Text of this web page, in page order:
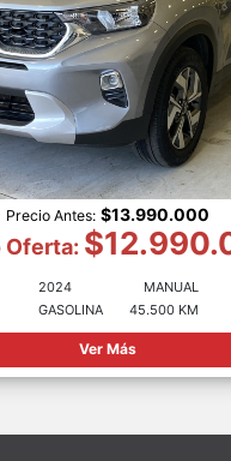
Precio Antes: $13.990.000
Oferta:
2024
GASOLINA
MANUAL
45.500 KM
Ver Más